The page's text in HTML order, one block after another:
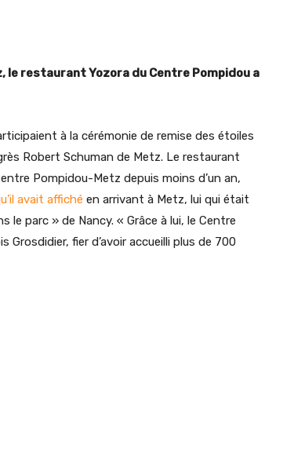
le restaurant Yozora du Centre Pompidou a
à la cérémonie de remise des étoiles
Robert Schuman de Metz. Le restaurant
Pompidou-Metz depuis moins d’un an,
avait affiché en arrivant à Metz, lui qui était
le parc » de Nancy. « Grâce à lui, le Centre
fier d’avoir accueilli plus de 700